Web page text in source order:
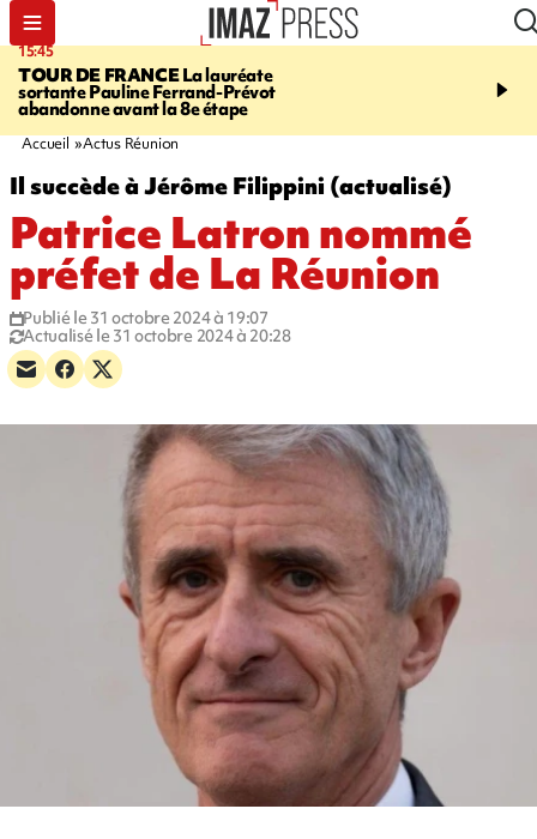
15:45
TOUR DE FRANCELa lauréate
sortante Pauline Ferrand-Prévot
abandonne avant la 8e étape
20:17
routière, concours de
Accueil Actus Réunion
Il succède à Jérôme Filippini (actualisé)
Patrice Latron nommé
préfet de La Réunion
Publié le 31 octobre 2024 à 19:07
Actualisé le 31 octobre 2024 à 20:28